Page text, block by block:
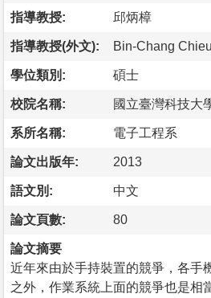
指導教授: 邱炳樟
指導教授(外文): Bin-Chang
學位類別: 碩士
校院名稱: 國立臺灣科技大
系所名稱: 電子工程系
論文出版年: 2013
語文別: 中文
論文頁數: 80
論文摘要
近年來由於手持裝置的競爭，各手
之外，作業系統上面的競爭也是相